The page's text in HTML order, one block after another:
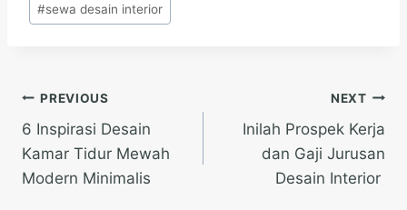
#sewa desain interior
Post
navigation
PREVIOUS
6 Inspirasi Desain
Kamar Tidur Mewah
Modern Minimalis
NEXT
Inilah Prospek Kerja
dan Gaji Jurusan
Desain Interior